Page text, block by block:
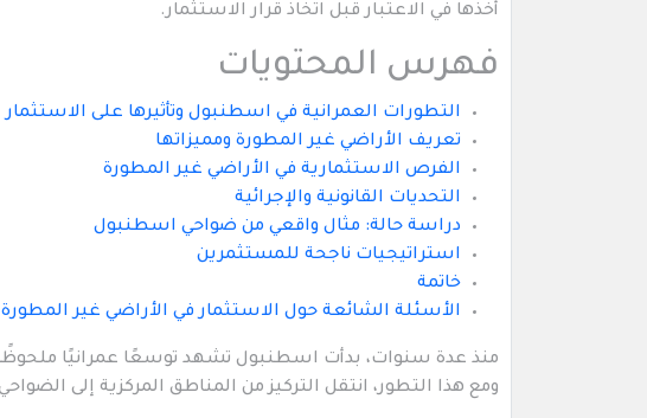
أخذها في الاعتبار قبل اتخاذ قرار الاستثمار.
فهرس المحتويات
التطورات العمرانية في اسطنبول وتأثيرها على الاستثمار
تعريف الأراضي غير المطورة ومميزاتها
الفرص الاستثمارية في الأراضي غير المطورة
التحديات القانونية والإجرائية
دراسة حالة: مثال واقعي من ضواحي اسطنبول
استراتيجيات ناجحة للمستثمرين
خاتمة
الأسئلة الشائعة حول الاستثمار في الأراضي غير المطورة
منذ عدة سنوات، بدأت اسطنبول تشهد توسعًا عمرانيًا ملحوظًا
ومع هذا التطور، انتقل التركيز من المناطق المركزية إلى